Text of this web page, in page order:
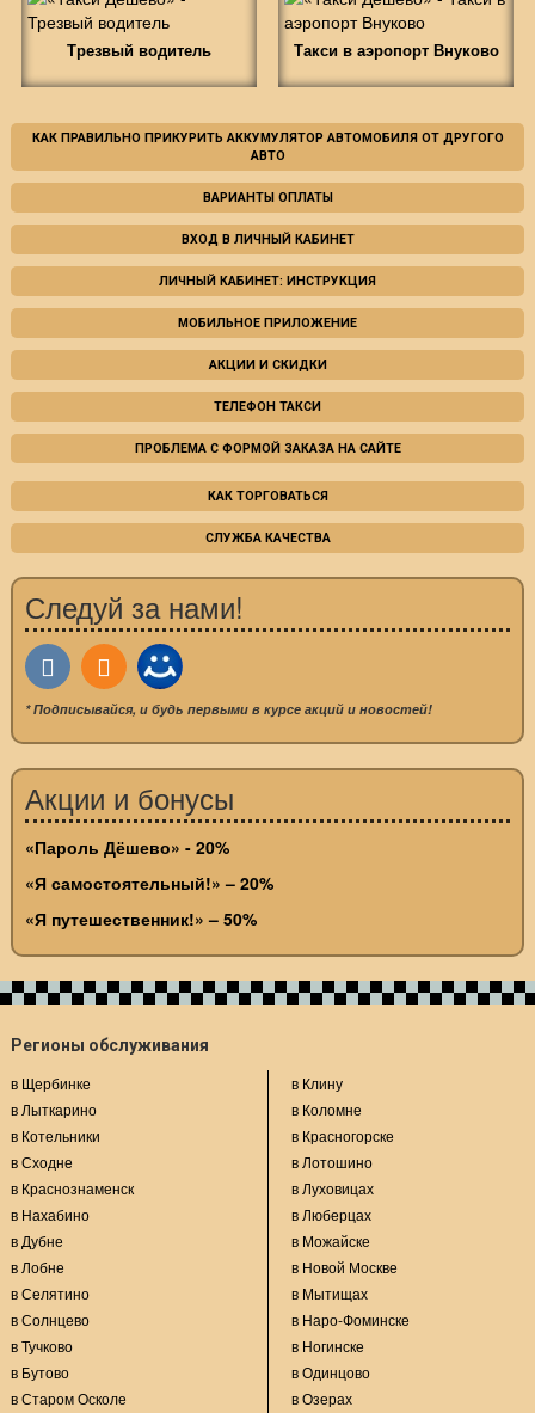
Трезвый водитель Такси в аэропорт Внуково
КАК ПРАВИЛЬНО ПРИКУРИТЬ АККУМУЛЯТОР АВТОМОБИЛЯ ОТ ДРУГОГО
АВТО
ВАРИАНТЫ ОПЛАТЫ
ВХОД В ЛИЧНЫЙ КАБИНЕТ
ЛИЧНЫЙ КАБИНЕТ: ИНСТРУКЦИЯ
МОБИЛЬНОЕ ПРИЛОЖЕНИЕ
АКЦИИ И СКИДКИ
ТЕЛЕФОН ТАКСИ
ПРОБЛЕМА С ФОРМОЙ ЗАКАЗА НА САЙТЕ
КАК ТОРГОВАТЬСЯ
СЛУЖБА КАЧЕСТВА
Следуй за нами!
* Подписывайся, и будь первыми в курсе акций и новостей!
Акции и бонусы
«Пароль Дёшево» - 20%
«Я самостоятельный!» – 20%
«Я путешественник!» – 50%
Регионы обслуживания
в Щербинке
в Лыткарино
в Котельники
в Сходне
в Краснознаменск
в Нахабино
в Дубне
в Лобне
в Селятино
в Солнцево
в Тучково
в Бутово
в Старом Осколе
в Клину
в Коломне
в Красногорске
в Лотошино
в Луховицах
в Люберцах
в Можайске
в Новой Москве
в Мытищах
в Наро-Фоминске
в Ногинске
в Одинцово
в Озерах